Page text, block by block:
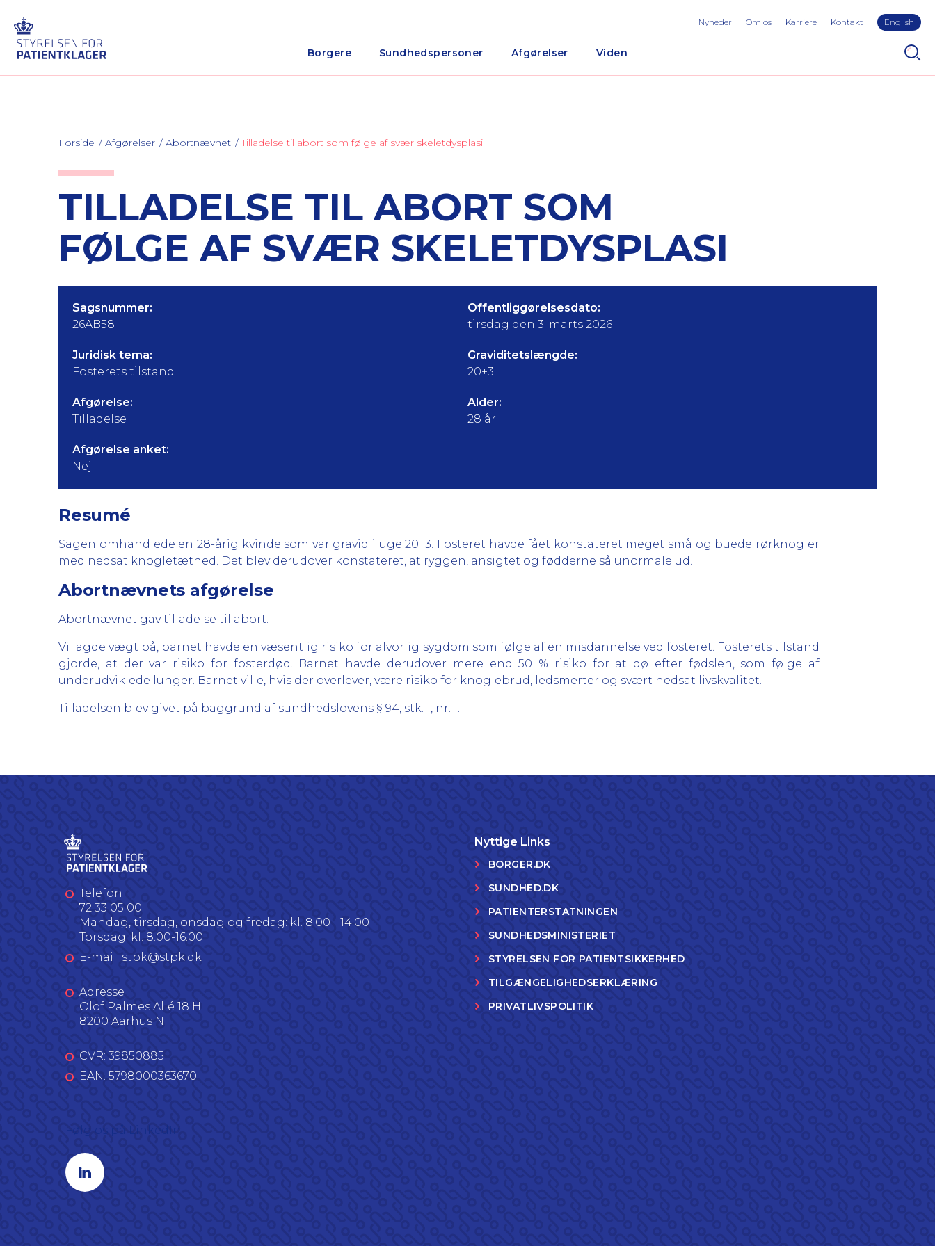
Borgere Sundhedspersoner Afgørelser Viden
Nyheder Om os Karriere Kontakt English
Forside Afgørelser Abortnævnet Tilladelse til abort som følge af svær skeletdysplasi
TILLADELSE TIL ABORT SOM
FØLGE AF SVÆR SKELETDYSPLASI
Sagsnummer:
26AB58
Offentliggørelsesdato:
tirsdag den 3. marts 2026
Juridisk tema:
Fosterets tilstand
Graviditetslængde:
20+3
Afgørelse:
Tilladelse
Alder:
28 år
Afgørelse anket:
Nej
Resumé
Sagen omhandlede en 28-årig kvinde som var gravid i uge 20+3. Fosteret havde fået konstateret meget små og buede rørknogler
med nedsat knogletæthed. Det blev derudover konstateret, at ryggen, ansigtet og fødderne så unormale ud.
Abortnævnets afgørelse
Abortnævnet gav tilladelse til abort.
Vi lagde vægt på, barnet havde en væsentlig risiko for alvorlig sygdom som følge af en misdannelse ved fosteret. Fosterets tilstand
gjorde, at der var risiko for fosterdød. Barnet havde derudover mere end 50 % risiko for at dø efter fødslen, som følge af
underudviklede lunger. Barnet ville, hvis der overlever, være risiko for knoglebrud, ledsmerter og svært nedsat livskvalitet.
Tilladelsen blev givet på baggrund af sundhedslovens § 94, stk. 1, nr. 1.
Telefon
72 33 05 00
Mandag, tirsdag, onsdag og fredag: kl. 8.00 - 14.00
Torsdag: kl. 8.00-16.00
E-mail: stpk@stpk.dk
Adresse
Olof Palmes Allé 18 H
8200 Aarhus N
CVR: 39850885
EAN: 5798000363670
Linkedin profil
Nyttige Links
BORGER.DK
SUNDHED.DK
PATIENTERSTATNINGEN
SUNDHEDSMINISTERIET
STYRELSEN FOR PATIENTSIKKERHED
TILGÆNGELIGHEDSERKLÆRING
PRIVATLIVSPOLITIK